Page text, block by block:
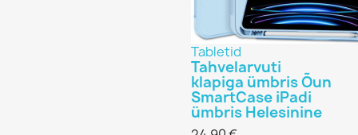
Tabletid
Tahvelarvuti
klapiga ümbris Õun
SmartCase iPadi
ümbris Helesinine